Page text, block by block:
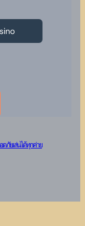
ดภัย เล่นได้ทุกค่าย